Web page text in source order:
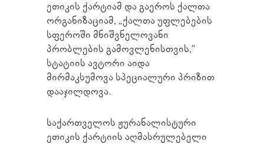
ეთიკის ქარტიამ და გაეროს ქალთა
ორგანიზაციამ, „ქალთა უფლებების
სფეროში მნიშვნელოვანი
პრობლების გამოვლენისთვის,“
სტატიის ავტორი აიდა
მირმაკსუმოვა სპეციალური პრიზით
დააჯილდოვა.
საქართველოს ჟურანალისტური
ეთიკის ქარტიის აღმასრულებელი